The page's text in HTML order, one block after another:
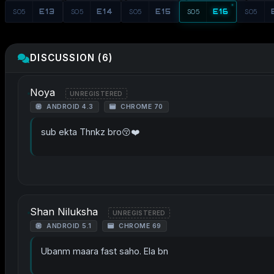
S05 E13 S05 E14 S05 E15 S05 E16 S05
DISCUSSION (6)
Noya UNREGISTERED
ANDROID 4.3 CHROME 70
sub ekta Thnkz bro😚❤️
Shan Niluksha UNREGISTERED
ANDROID 5.1 CHROME 69
Ubanm maara fast saho. Ela bn